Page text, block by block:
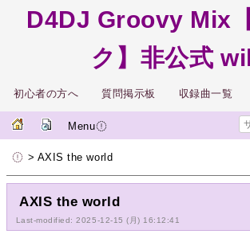
D4DJ Groovy Mix
ク】非公式
初心者の方へ 質問掲示板 収録曲一覧
Menu
> AXIS the world
AXIS the world
Last-modified: 2025-12-15 (月) 16:12:41